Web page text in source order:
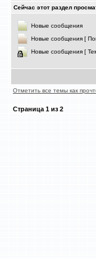
Сейчас этот раздел
Новые сообщения
Новые сообщения [
Новые сообщения [
Отметить все темы как
Страница 1 из 2